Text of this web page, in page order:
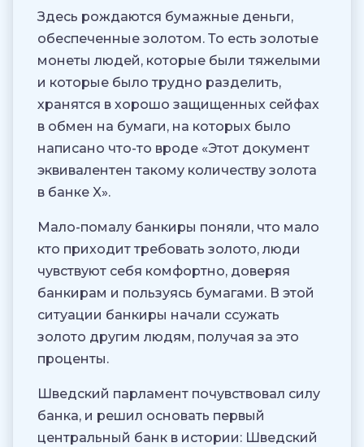
Здесь рождаются бумажные деньги,
обеспеченные золотом. То есть золотые
монеты людей, которые были тяжелыми
и которые было трудно разделить,
хранятся в хорошо защищенных сейфах
в обмен на бумаги, на которых было
написано что-то вроде «Этот документ
эквивалентен такому количеству золота
в банке X».
Мало-помалу банкиры поняли, что мало
кто приходит требовать золото, люди
чувствуют себя комфортно, доверяя
банкирам и пользуясь бумагами. В этой
ситуации банкиры начали ссужать
золото другим людям, получая за это
проценты.
Шведский парламент почувствовал силу
банка, и решил основать первый
центральный банк в истории: Шведский